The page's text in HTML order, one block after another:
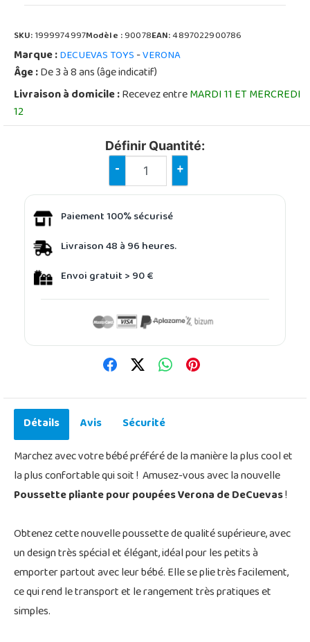
SKU:1999974997Modèle :90078EAN:4897022900786
Marque :DECUEVAS TOYS-VERONA
Âge :De 3 à 8 ans (âge indicatif)
Livraison à domicile :Recevez entreMARDI 11 ET MERCREDI
12
Définir Quantité:
- +
Paiement 100% sécurisé
Livraison 48 à 96 heures.
Envoi gratuit > 90 €
Détails Avis
Sécurité
Marchez avec votre bébé préféré de la manière la plus cool et
la plus confortable qui soit ! Amusez-vous avec la nouvelle
Poussette pliante pour poupées Verona de DeCuevas!
Obtenez cette nouvelle poussette de qualité supérieure, avec
un design très spécial et élégant, idéal pour les petits à
emporter partout avec leur bébé. Elle se plie très facilement,
ce qui rend le transport et le rangement très pratiques et
simples.